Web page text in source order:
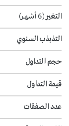
التغير(6 أشهر)
التذبذب السنوي
حجم التداول
قيمة التداول
عدد الصفقات